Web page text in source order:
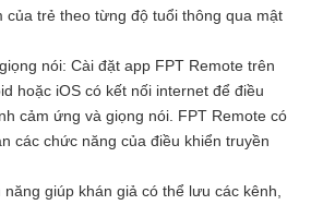
của trẻ theo từng độ tuổi thông qua mật
nói: Cài đặt app FPT Remote trên
hoặc iOS có kết nối internet để điều
cảm ứng và giọng nói. FPT Remote có
các chức năng của điều khiển truyền
giúp khán giả có thể lưu các kênh,